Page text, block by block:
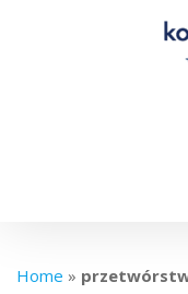
Home »